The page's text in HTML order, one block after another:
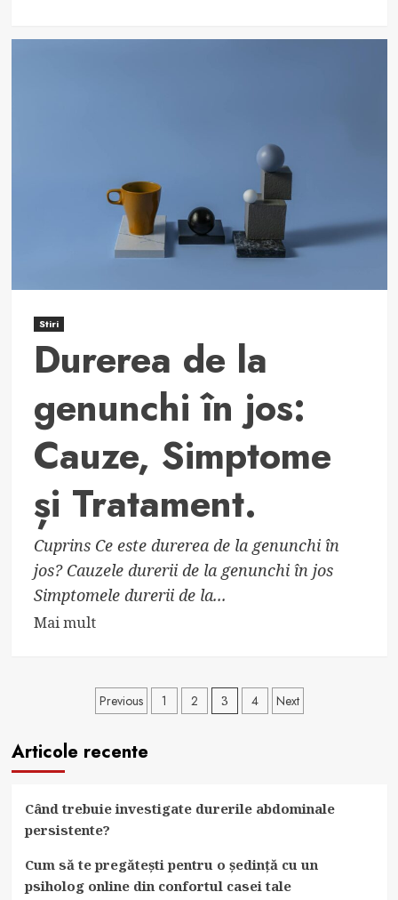
about
Simptome
Tratament
Stiri
Durerea de la
genunchi în jos:
Cauze, Simptome
și Tratament.
Cuprins Ce este durerea de la genunchi în
jos? Cauzele durerii de la genunchi în jos
Simptomele durerii de la...
Mai multRead
Durerea
de
genunchi
jos:
Cauze,
și
Tratament.
Paginație
articole
Previous 1 2 3 4 Next
Articole recente
Când trebuie investigate durerile abdominale
persistente?
Cum să te pregătești pentru o ședință cu un
psiholog online din confortul casei tale